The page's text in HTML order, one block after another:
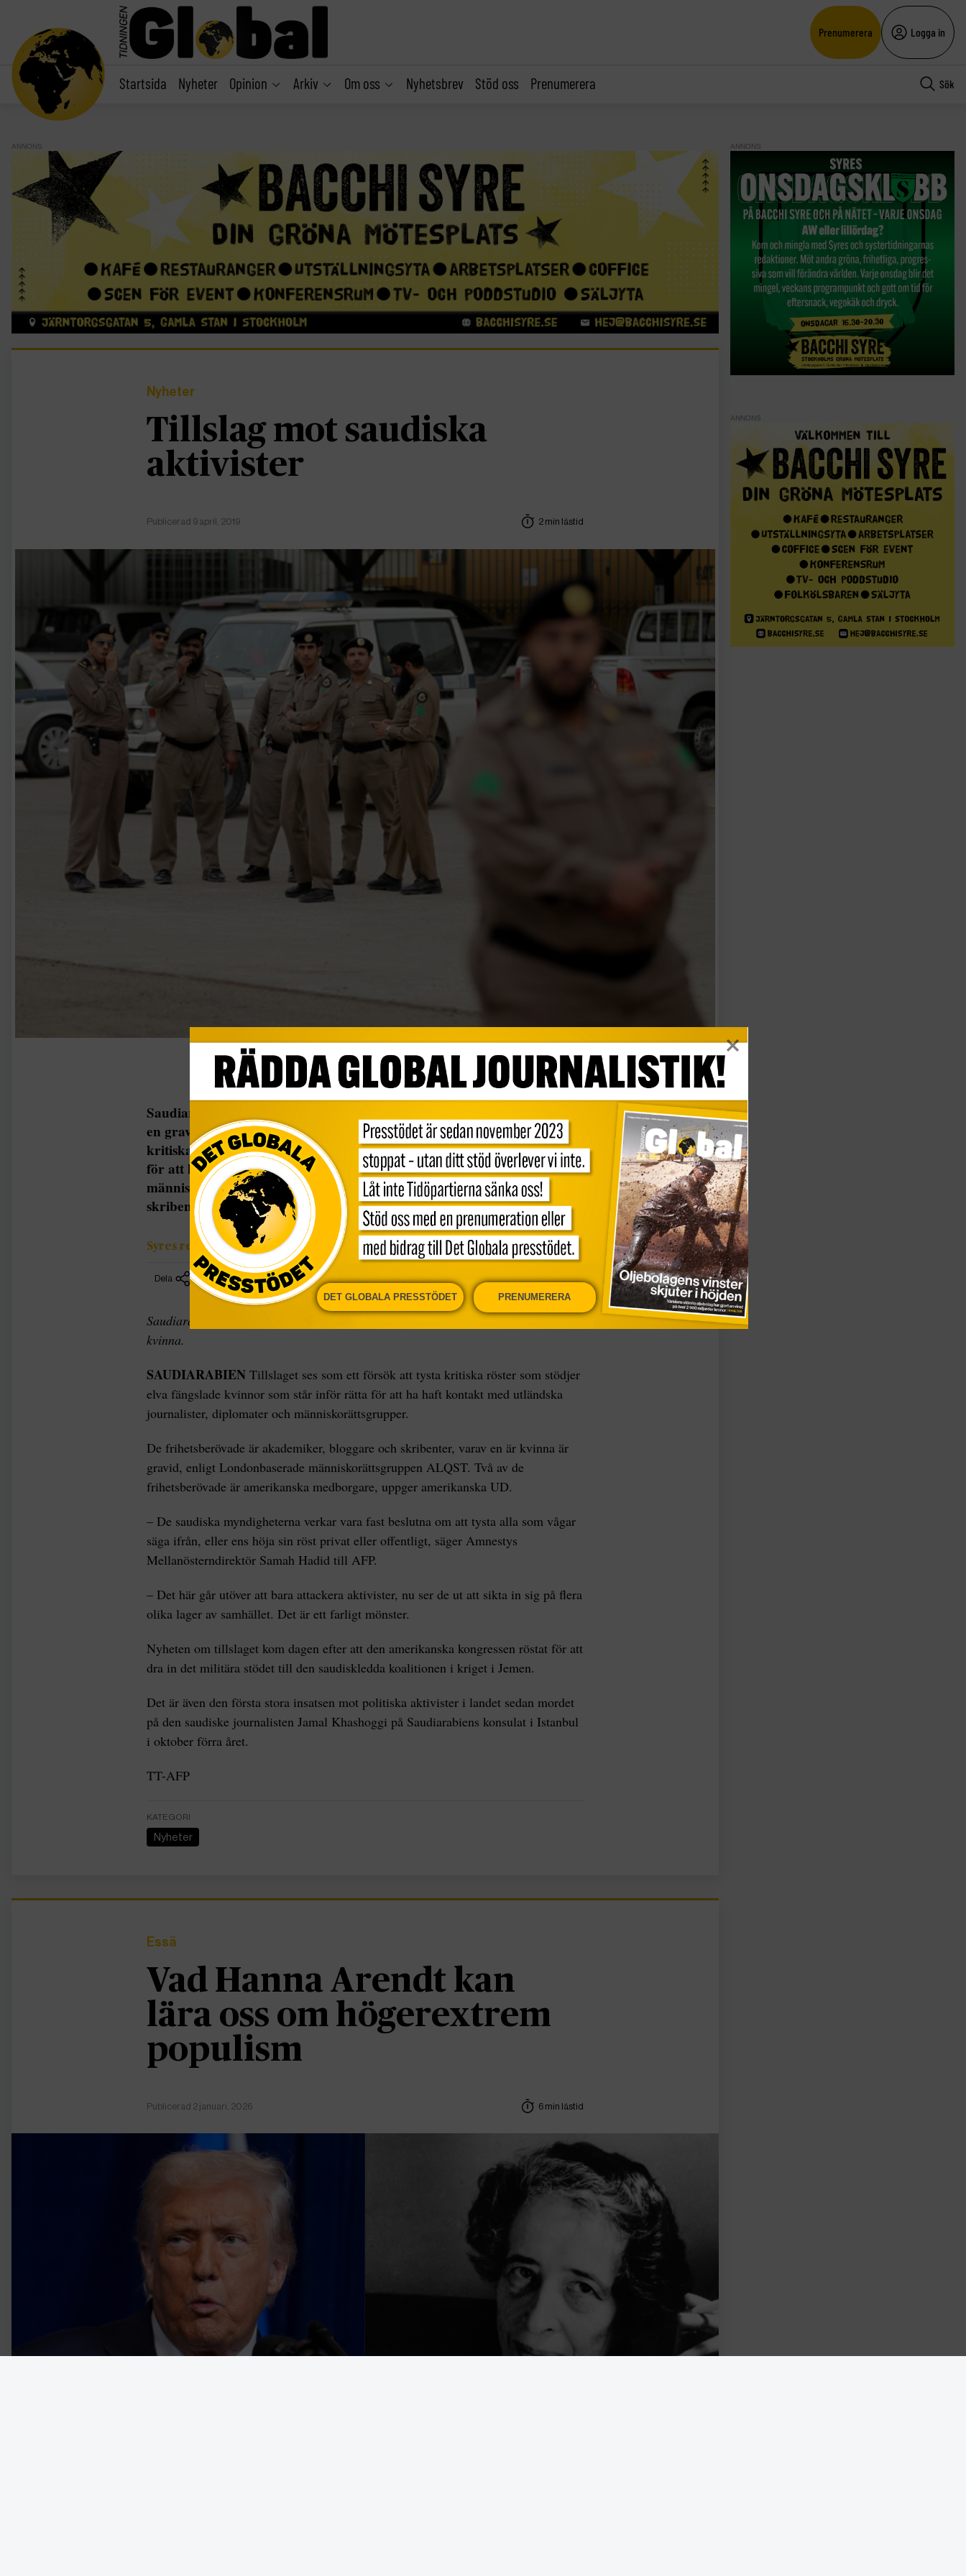
Prenumerera Logga in
Startsida Nyheter Opinion Arkiv Om oss Nyhetsbrev Stöd oss Prenumerera Sök
ANNONS
Nyheter
Tillslag mot saudiska
aktivister
Publicerad 9 april, 2019 2 min lästid
Saudiarabien har frihetsberövat minst nio politiska aktivister, bland dem
en gravid kvinna. SAUDIARABIEN Tillslaget ses som ett försök att tysta
kritiska röster som stödjer elva fängslade kvinnor som står inför rätta
för att ha haft kontakt med utländska journalister, diplomater och
människorättsgrupper. De frihetsberövade är akademiker, bloggare och
skribenter, varav en är kvinna är gravid, […]
Syres redaktion
Dela
Saudiarabien har frihetsberövat minst nio politiska aktivister, bland dem en gravid
kvinna.
SAUDIARABIEN Tillslaget ses som ett försök att tysta kritiska röster som stödjer
elva fängslade kvinnor som står inför rätta för att ha haft kontakt med utländska
journalister, diplomater och människorättsgrupper.
De frihetsberövade är akademiker, bloggare och skribenter, varav en är kvinna är
gravid, enligt Londonbaserade människorättsgruppen ALQST. Två av de
frihetsberövade är amerikanska medborgare, uppger amerikanska UD.
– De saudiska myndigheterna verkar vara fast beslutna om att tysta alla som vågar
säga ifrån, eller ens höja sin röst privat eller offentligt, säger Amnestys
Mellanösterndirektör Samah Hadid till AFP.
– Det här går utöver att bara attackera aktivister, nu ser de ut att sikta in sig på flera
olika lager av samhället. Det är ett farligt mönster.
Nyheten om tillslaget kom dagen efter att den amerikanska kongressen röstat för att
dra in det militära stödet till den saudiskledda koalitionen i kriget i Jemen.
Det är även den första stora insatsen mot politiska aktivister i landet sedan mordet
på den saudiske journalisten Jamal Khashoggi på Saudiarabiens konsulat i Istanbul
i oktober förra året.
TT-AFP
KATEGORI
Nyheter
Essä
Vad Hanna Arendt kan
lära oss om högerextrem
populism
Publicerad 2 januari, 2026 6 min lästid
ANNONS
ANNONS
DET GLOBALA PRESSTÖDET PRENUMERERA